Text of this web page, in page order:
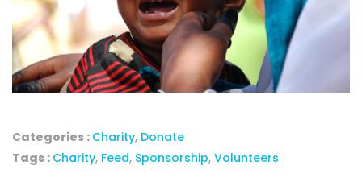
Categories : Charity, Donate
Tags : Charity, Feed, Sponsorship, Volunteers